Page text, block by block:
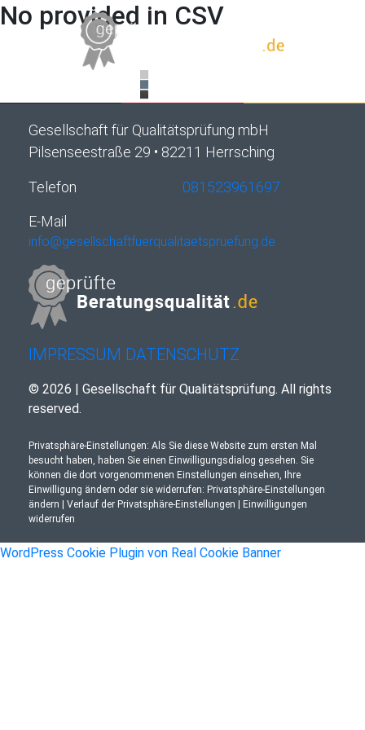
No provided in CSV
Gesellschaft für Qualitätsprüfung mbH
Pilsenseestraße 29 • 82211 Herrsching
Telefon
081523961697
E-Mail
info@gesellschaftfuerqualitaetspruefung.de
IMPRESSUM DATENSCHUTZ
© 2026 | Gesellschaft für Qualitätsprüfung. All rights
reserved.
Privatsphäre-Einstellungen: Als Sie diese Website zum ersten Mal
besucht haben, haben Sie einen Einwilligungsdialog gesehen. Sie
können die dort vorgenommenen Einstellungen einsehen, Ihre
Einwilligung ändern oder sie widerrufen: Privatsphäre-Einstellungen
ändern
Verlauf der Privatsphäre-Einstellungen
Einwilligungen
widerrufen
WordPress Cookie Plugin von Real Cookie Banner